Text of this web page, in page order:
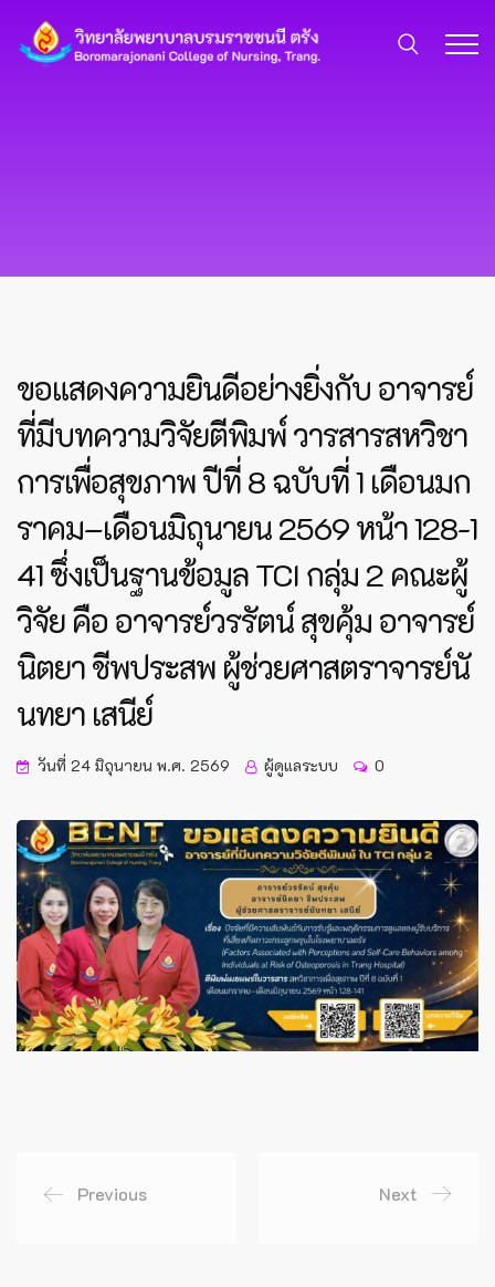
ขอแสดงความยินดีอย่างยิ่งกับ อาจารย์
ที่มีบทความวิจัยตีพิมพ์ วารสารสหวิชา
การเพื่อสุขภาพ ปีที่ 8 ฉบับที่ 1 เดือนมก
ราคม–เดือนมิถุนายน 2569 หน้า 128-1
41 ซึ่งเป็นฐานข้อมูล TCI กลุ่ม 2 คณะผู้
วิจัย คือ อาจารย์วรรัตน์ สุขคุ้ม อาจารย์
นิตยา ชีพประสพ ผู้ช่วยศาสตราจารย์นั
นทยา เสนีย์
วันที่ 24 มิถุนายน พ.ศ. 2569 ผู้ดูแลระบบ 0
Previous Next